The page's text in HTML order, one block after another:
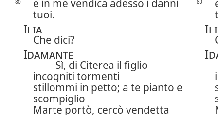
80
e in me vendica adesso i danni
tuoi.
80
Ilia
Che dici?
Idamante
Sì, di Citerea il figlio
incogniti tormenti
stillommi in petto; a te pianto e
scompiglio
Marte portò, cercò vendetta